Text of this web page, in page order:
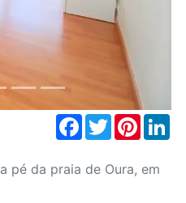
Facebook
Twitter
pé da praia de Oura, em